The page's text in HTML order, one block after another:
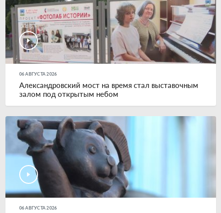
06 АВГУСТА 2026
Александровский мост на время стал выставочным
залом под открытым небом
06 АВГУСТА 2026